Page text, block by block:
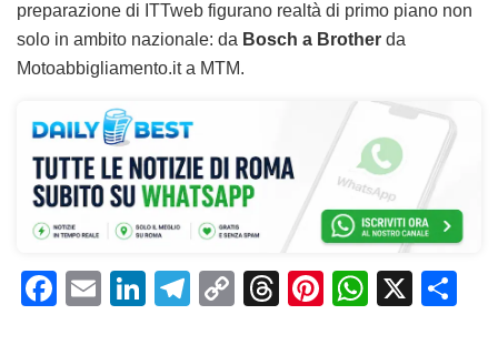
preparazione di ITTweb figurano realtà di primo piano non
solo in ambito nazionale: da Bosch a Brother da
Motoabbigliamento.it a MTM.
F
E
Li T
C
T
Pi W X